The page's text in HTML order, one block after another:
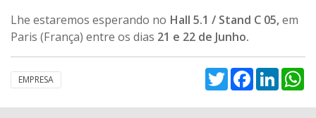
Lhe estaremos esperando no Hall 5.1 / Stand C 05,em
Paris (França) entre os dias 21 e 22 de Junho.
EMPRESA TwitterFacebook